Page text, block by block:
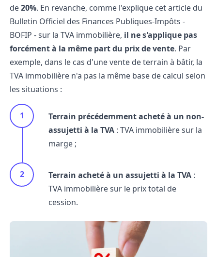
de20%. En revanche, comme l'explique cetarticle du
Bulletin Officiel des Finances Publiques-Impôts -
BOFIP - sur la TVA immobilière, il ne s'applique pas
forcément à la même part du prix de vente. Par
exemple, dans le cas d'une vente de terrain à bâtir, la
TVA immobilière n'a pas la même base de calcul selon
les situations :
Terrain précédemment acheté à un non-
assujetti à la TVA : TVA immobilière sur la
marge ;
Terrain acheté à un assujetti à la TVA :
TVA immobilière sur le prix total de
cession.